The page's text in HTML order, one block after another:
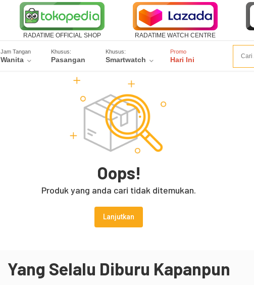
RADATIME OFFICIAL SHOP RADATIME WATCH CENTRE
Jam Tangan
Wanita
Khusus:
Pasangan
Khusus:
Smartwatch
Promo
Hari Ini
Oops!
Produk yang anda cari tidak ditemukan.
Lanjutkan
Yang Selalu Diburu Kapanpun